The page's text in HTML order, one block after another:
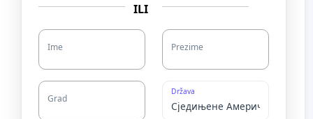
ILI
Ime Prezime
Grad
Država